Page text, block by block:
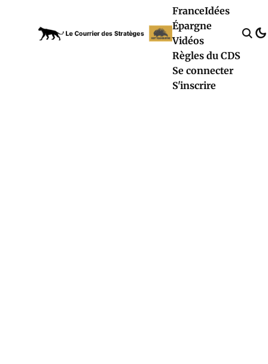
FranceIdées
Épargne
Vidéos
Règles du CDS
Se connecter
S'inscrire